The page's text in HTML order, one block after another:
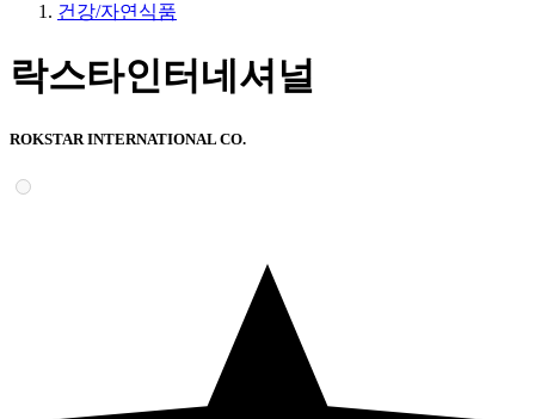
건강/자연식품
락스타인터네셔널
ROKSTAR INTERNATIONAL CO.